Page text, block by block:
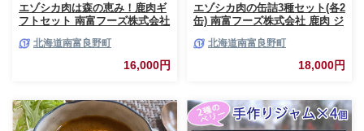
エゾシカ肉は森の恵み！鹿肉ギ
フトセット 南富フーズ株式会社
北海道 南富良野町 エゾシカ 缶
詰 セット 詰合せ 贈り物 ギフト
北海道南富良野町
16,000円
エゾシカ肉の缶詰3種セット(各2
缶) 南富フーズ株式会社 鹿肉 ジ
南富良野町 エゾシカ 缶詰 セッ
ト 詰合せ 肉の加工品 おかず お
北海道南富良野町
18,000円